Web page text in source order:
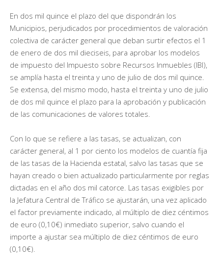
En dos mil quince el plazo del que dispondrán los
Municipios, perjudicados por procedimientos de valoración
colectiva de carácter general que deban surtir efectos el 1
de enero de dos mil dieciseis, para aprobar los modelos
de impuesto del Impuesto sobre Recursos Inmuebles (IBI),
se amplía hasta el treinta y uno de julio de dos mil quince.
Se extensa, del mismo modo, hasta el treinta y uno de julio
de dos mil quince el plazo para la aprobación y publicación
de las comunicaciones de valores totales.
Con lo que se refiere a las tasas, se actualizan, con
carácter general, al 1 por ciento los modelos de cuantía fija
de las tasas de la Hacienda estatal, salvo las tasas que se
hayan creado o bien actualizado particularmente por reglas
dictadas en el año dos mil catorce. Las tasas exigibles por
la Jefatura Central de Tráfico se ajustarán, una vez aplicado
el factor previamente indicado, al múltiplo de diez céntimos
de euro (0,10€) inmediato superior, salvo cuando el
importe a ajustar sea múltiplo de diez céntimos de euro
(0,10€).